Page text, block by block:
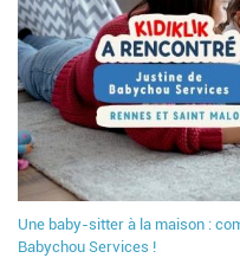
Une baby-sitter à la maison :
Babychou Services !